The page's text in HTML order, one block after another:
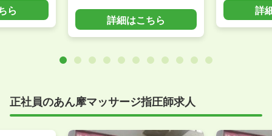
ら
詳細はこちら
詳
正社員のあん摩マッサージ指圧師求人